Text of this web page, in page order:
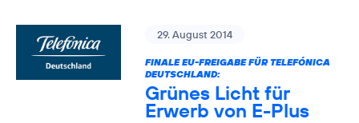
29. August 2014
FINALE EU-FREIGABE FÜR TELEFÓNICA
DEUTSCHLAND:
Grünes Licht für
Erwerb von E-Plus